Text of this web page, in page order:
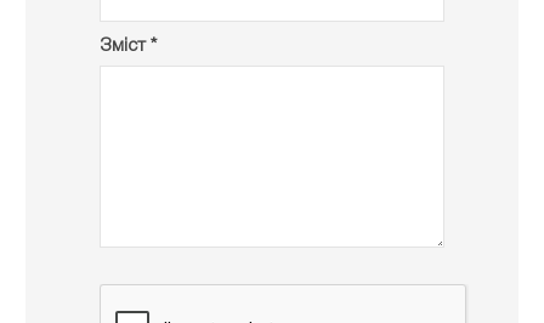
Зміст *